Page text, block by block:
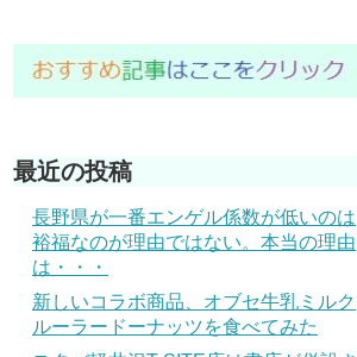
最近の投稿
長野県が一番エンゲル係数が低いのは
裕福なのが理由ではない。本当の理由
は・・・
新しいコラボ商品、オブセ牛乳ミルク
ルーラードーナッツを食べてみた